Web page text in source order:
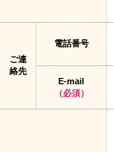
ご連
絡先
電話番号
E-mail
（必須）